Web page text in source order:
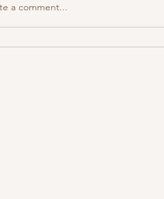
a comment...